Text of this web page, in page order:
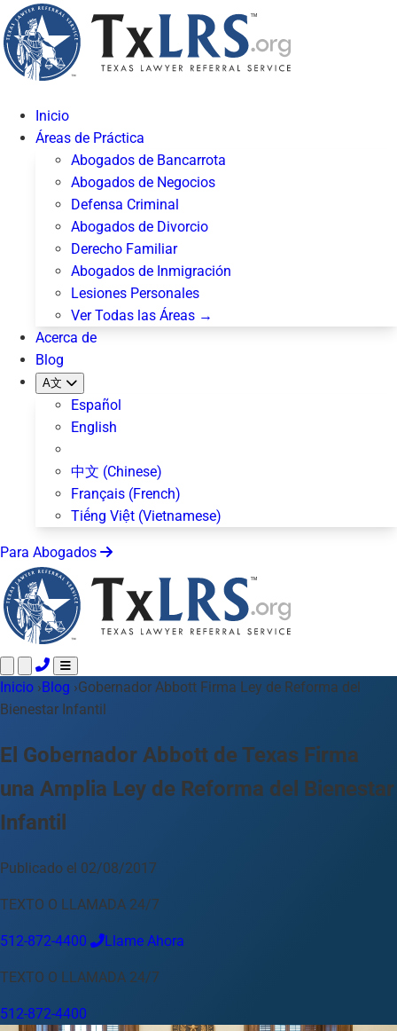
Inicio
Áreas de Práctica
Abogados de Bancarrota
Abogados de Negocios
Defensa Criminal
Abogados de Divorcio
Derecho Familiar
Abogados de Inmigración
Lesiones Personales
Ver Todas las Áreas →
Acerca de
Blog
A文
Español
English
中文 (Chinese)
Français (French)
Tiếng Việt (Vietnamese)
Para Abogados
Llame 24/7 ·512-872-4400 Envíe un Texto
Acerca de Nosotros
Blog
Para Abogados
Idioma
Español English 中文 Français
Su Ubicación
Austin 512-872-4400
Cambiar ubicación
Usar mi ubicación
El Paso
Fort Worth
Inicio ›Blog ›Gobernador Abbott Firma Ley de Reforma del
Bienestar Infantil
El Gobernador Abbott de Texas Firma
una Amplia Ley de Reforma del Bienestar
Infantil
Publicado el 02/08/2017
TEXTO O LLAMADA 24/7
512-872-4400 Llame Ahora
TEXTO O LLAMADA 24/7
512-872-4400